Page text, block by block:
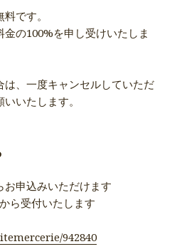
です。
の100%を申し受けいたしま
は、一度キャンセルしていただ
いたします。
申込みいただけます
ら受付いたします
942840